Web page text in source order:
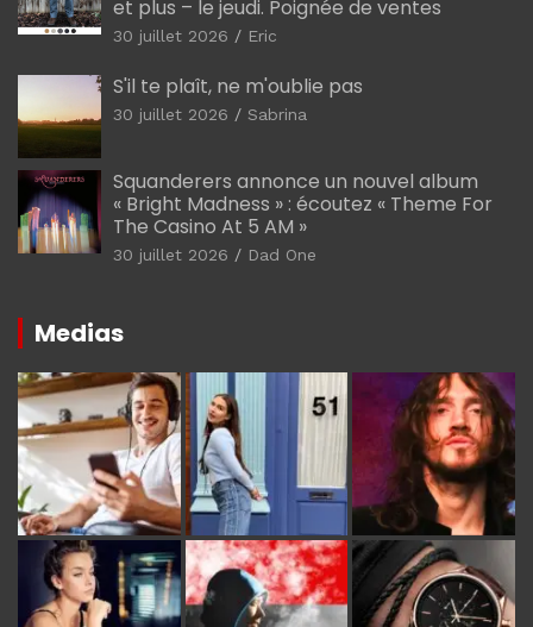
et plus – le jeudi. Poignée de ventes
30 juillet 2026 Eric
S'il te plaît, ne m'oublie pas
30 juillet 2026 Sabrina
Squanderers annonce un nouvel album
« Bright Madness » : écoutez « Theme For
The Casino At 5 AM »
30 juillet 2026 Dad One
Medias